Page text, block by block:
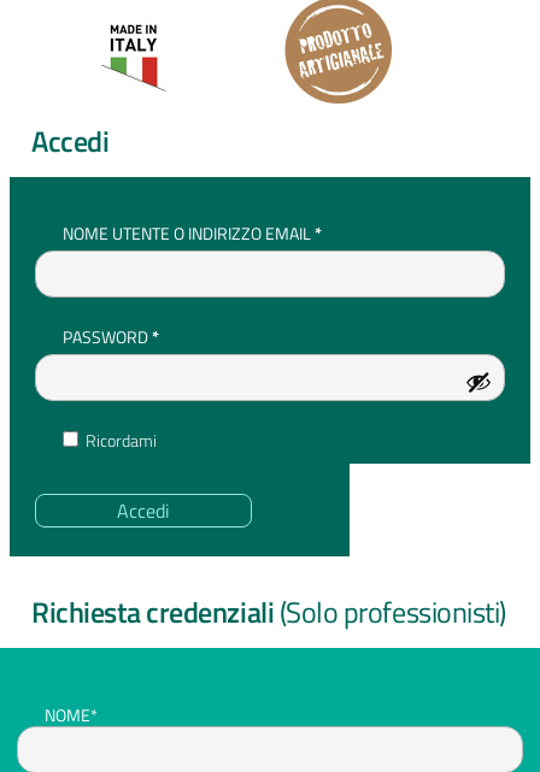
Accedi
NOME UTENTE O INDIRIZZO EMAIL*RICHIESTO
PASSWORD*RICHIESTO
Ricordami
Accedi
Richiesta credenziali(Solo professionisti)
NOME*